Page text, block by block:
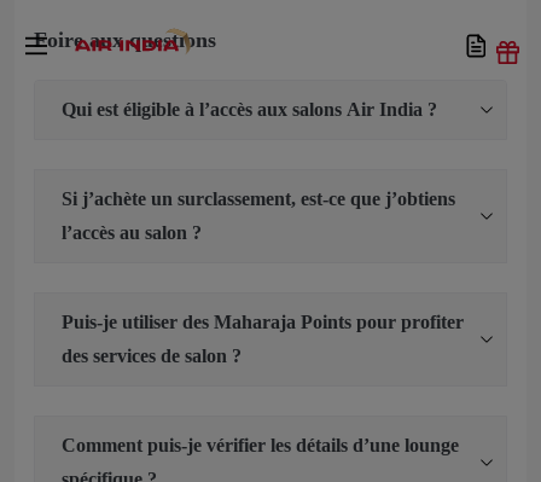
Foire aux questions
Qui est éligible à l’accès aux salons Air India ?
Si j’achète un surclassement, est-ce que j’obtiens
l’accès au salon ?
Puis-je utiliser des Maharaja Points pour profiter
des services de salon ?
Comment puis-je vérifier les détails d’une lounge